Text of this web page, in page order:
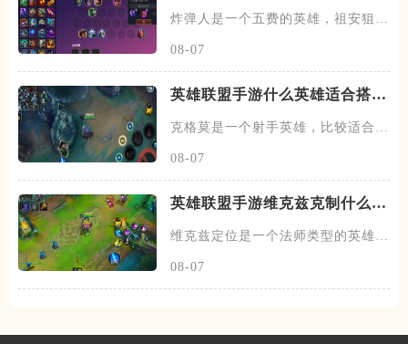
炸弹人是一个五费的英雄，祖安狙神
08-07
英雄联盟手游什么英雄适合搭配
克格莫是一个射手英雄，比较适合走
08-07
英雄联盟手游维克兹克制什么英
维克兹定位是一个法师类型的英雄，
08-07